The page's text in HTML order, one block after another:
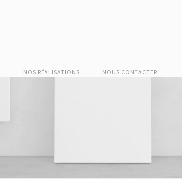
NOS RÉALISATIONS NOUS CONTACTER